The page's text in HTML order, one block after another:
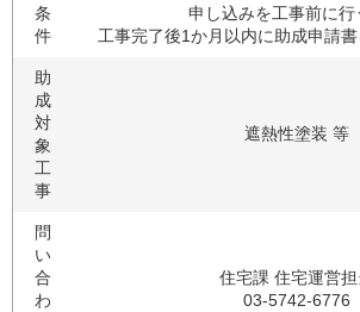
条
件
申し込みを工事前に行
工事完了後1か月以内に助成申請
助
成
対
象
工
事
遮熱性塗装 等
問
い
合
わ
住宅課 住宅運営担
03-5742-6776